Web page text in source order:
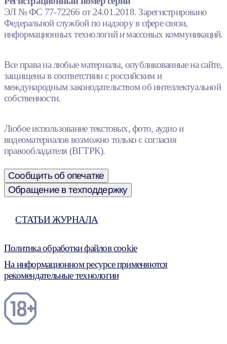
ЭЛ № ФС 77-72266 от 24.01.2018. Зарегистрировано
Федеральной службой по надзору в сфере связи,
информационных технологий и массовых коммуникаций.
Все права на любые материалы, опубликованные на сайте,
защищены в соответствии с российским и
международным законодательством об интеллектуальной
собственности.
Любое использование текстовых, фото, аудио и
видеоматериалов возможно только с согласия
правообладателя (ВГТРК).
Сообщить об опечатке
Обращение в техподдержку
СТАТЬИ ЖУРНАЛА
Политика обработки файлов cookie
На информационном ресурсе применяются
рекомендательные технологии